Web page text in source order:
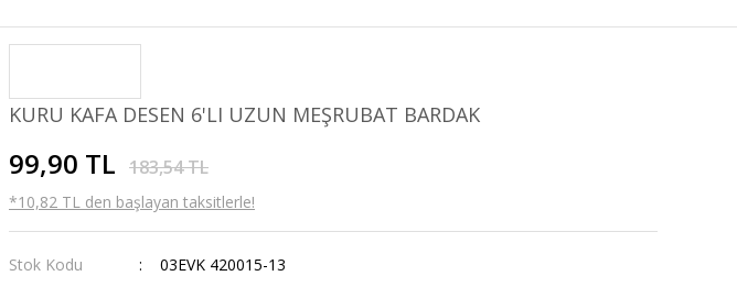
KURU KAFA DESEN 6'LI UZUN MEŞRUBAT BARDAK
99,90 TL 183,54 TL
*10,82 TL den başlayan taksitlerle!
Stok Kodu
03EVK 420015-13